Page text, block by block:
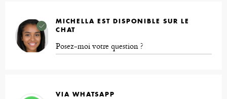
MICHELLA EST DISPONIBLE SUR LE
CHAT
Posez-moi votre question ?
VIA WHATSAPP